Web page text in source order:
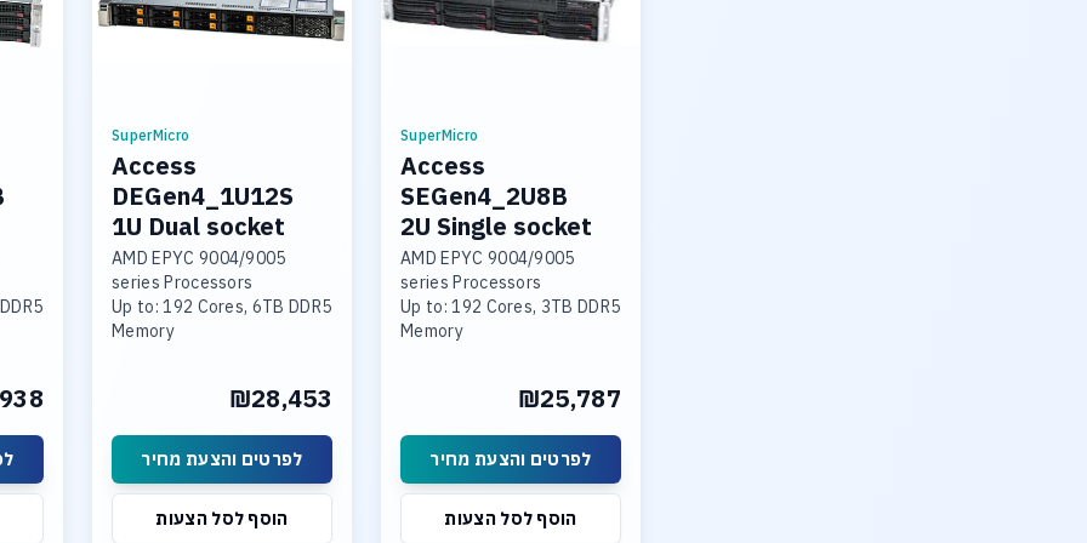
SuperMicro
Access
SEGen4_2U8B
2U Single socket
AMD EPYC 9004/9005
series Processors
Up to: 192 Cores, 3TB DDR5
Memory
2x 1Gb LAN Ports
Bays
Support Windows Server or
Linux
₪25,787
לפרטים והצעת מחיר
הוסף לסל הצעות
SuperMicro
Access
DEGen4_1U12S
1U Dual socket
AMD EPYC 9004/9005
series Processors
Up to: 192 Cores, 6TB DDR5
Memory
drive bays
Support Windows Server or
Linux
₪28,453
לפרטים והצעת מחיר
הוסף לסל הצעות
or